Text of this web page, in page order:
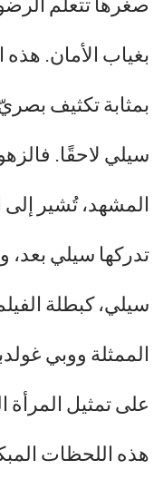
صغرها تتعلم
بغياب الأمان. هذه
بمثابة تكثيف
سيلي لاحقًا.
المشهد، تُشير إلى
تدركها سيلي بعد،
سيلي، كبطلة
على تمثيل
هذه اللحظات